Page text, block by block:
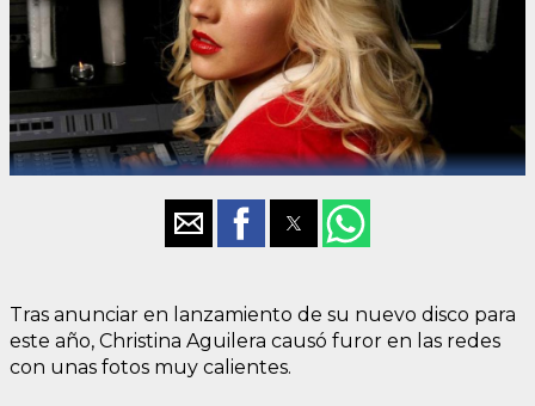
Tras anunciar en lanzamiento de su nuevo disco para
este año, Christina Aguilera causó furor en las redes
con unas fotos muy calientes.